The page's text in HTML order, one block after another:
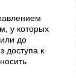
у которых
до
доступа к